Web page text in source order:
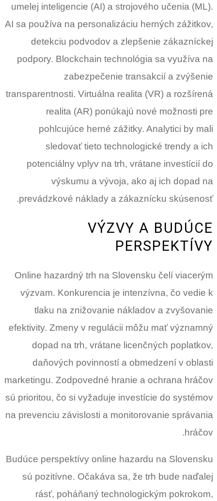
umelej inteligencie (AI) a strojového učenia (ML).
AI sa používa na personalizáciu herných zážitkov,
detekciu podvodov a zlepšenie zákazníckej
podpory. Blockchain technológia sa využíva na
zabezpečenie transakcií a zvýšenie
transparentnosti. Virtuálna realita (VR) a rozšírená
realita (AR) ponúkajú nové možnosti pre
pohlcujúce herné zážitky. Analytici by mali
sledovať tieto technologické trendy a ich
potenciálny vplyv na trh, vrátane investícií do
výskumu a vývoja, ako aj ich dopad na
prevádzkové náklady a zákaznícku skúsenosť.
VÝZVY A BUDÚCE
PERSPEKTÍVY
Online hazardný trh na Slovensku čelí viacerým
výzvam. Konkurencia je intenzívna, čo vedie k
tlaku na znižovanie nákladov a zvyšovanie
efektivity. Zmeny v regulácii môžu mať významný
dopad na trh, vrátane licenčných poplatkov,
daňových povinností a obmedzení v oblasti
marketingu. Zodpovedné hranie a ochrana hráčov
sú prioritou, čo si vyžaduje investície do systémov
na prevenciu závislosti a monitorovanie správania
hráčov.
Budúce perspektívy online hazardu na Slovensku
sú pozitívne. Očakáva sa, že trh bude naďalej
rásť, poháňaný technologickým pokrokom,